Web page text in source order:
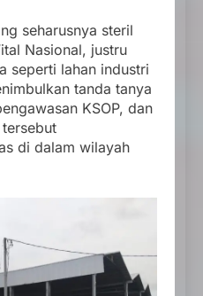
seharusnya steril
Nasional, justru
seperti lahan industri
tanda tanya
KSOP, dan
di dalam wilayah